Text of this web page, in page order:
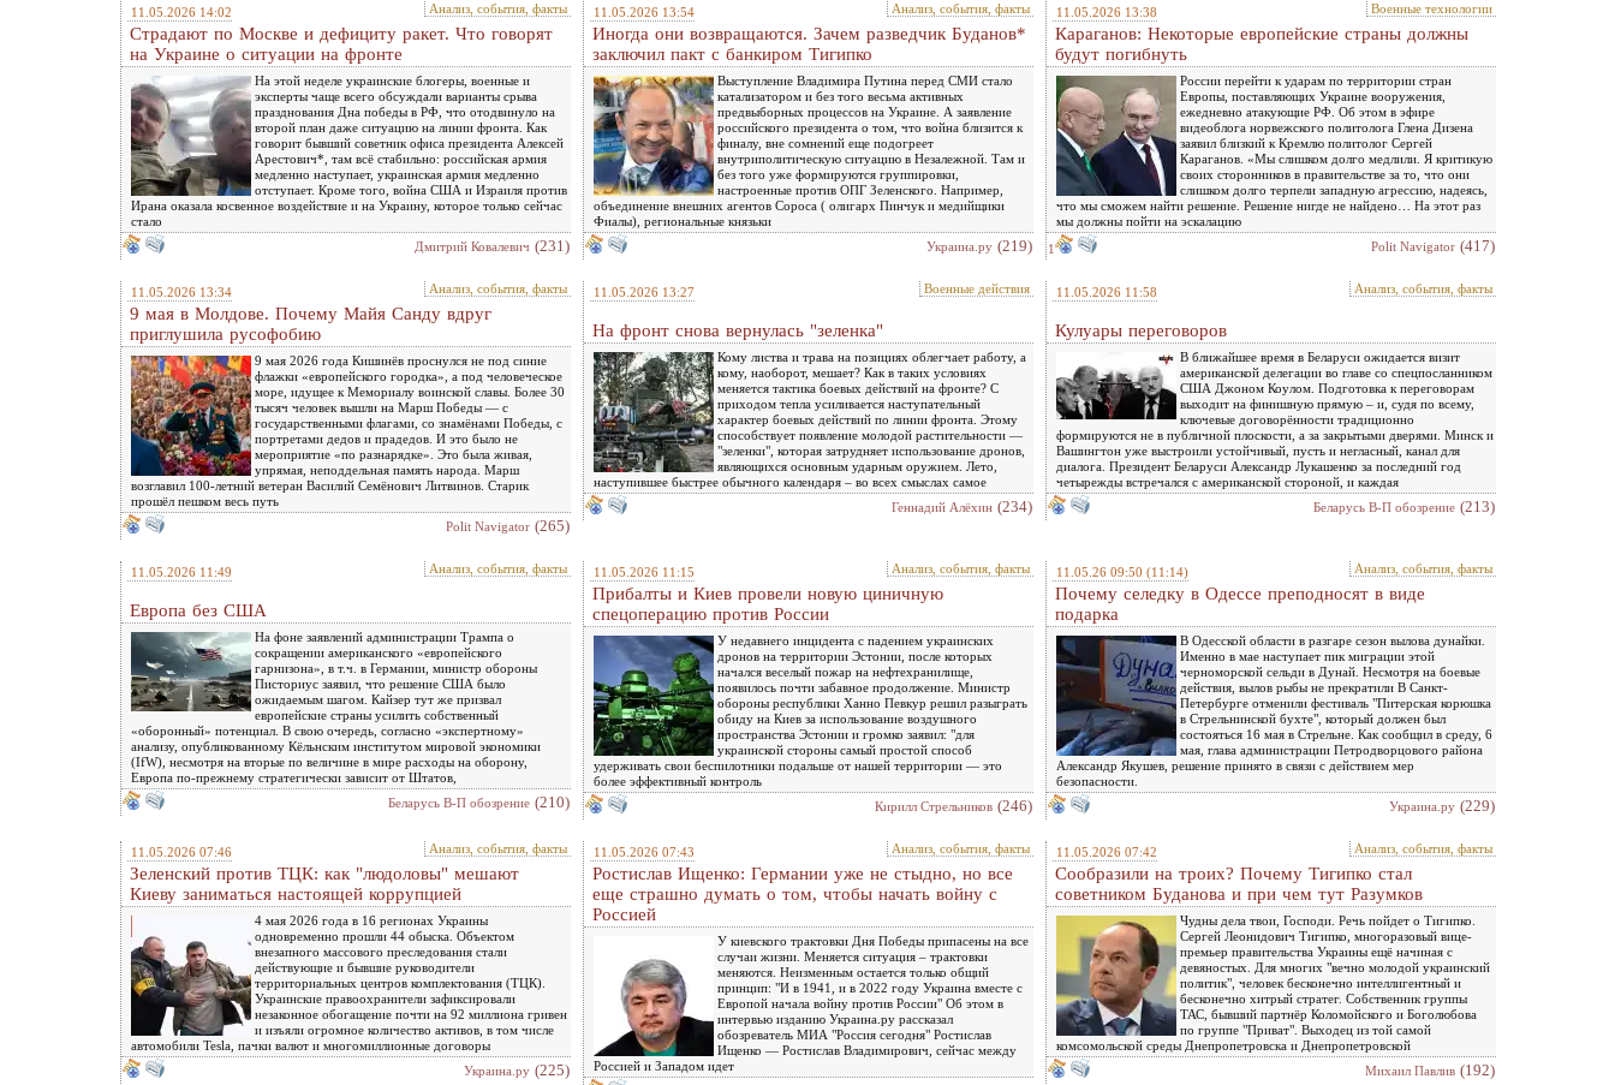
11.05.2026 14:02 Анализ, события, факты
Страдают по Москве и дефициту ракет. Что говорят
на Украине о ситуации на фронте
На этой неделе украинские блогеры, военные и
эксперты чаще всего обсуждали варианты срыва
празднования Дна победы в РФ, что отодвинуло на
второй план даже ситуацию на линии фронта. Как
говорит бывший советник офиса президента Алексей
Арестович*, там всё стабильно: российская армия
медленно наступает, украинская армия медленно
отступает. Кроме того, война США и Израиля против
Ирана оказала косвенное воздействие и на Украину, которое только сейчас
стало
Дмитрий Ковалевич (231)
11.05.2026 13:54 Анализ, события, факты
Иногда они возвращаются. Зачем разведчик Буданов*
заключил пакт с банкиром Тигипко
Выступление Владимира Путина перед СМИ стало
катализатором и без того весьма активных
предвыборных процессов на Украине. А заявление
российского президента о том, что война близится к
финалу, вне сомнений еще подогреет
внутриполитическую ситуацию в Незалежной. Там и
без того уже формируются группировки,
настроенные против ОПГ Зеленского. Например,
объединение внешних агентов Сороса ( олигарх Пинчук и медийщики
Фиалы), региональные князьки
Украина.ру (219)
11.05.2026 13:38 Военные технологии
Караганов: Некоторые европейские страны должны
будут погибнуть
России перейти к ударам по территории стран
Европы, поставляющих Украине вооружения,
ежедневно атакующие РФ. Об этом в эфире
видеоблога норвежского политолога Глена Дизена
заявил близкий к Кремлю политолог Сергей
Караганов. «Мы слишком долго медлили. Я критикую
своих сторонников в правительстве за то, что они
слишком долго терпели западную агрессию, надеясь,
что мы сможем найти решение. Решение нигде не найдено… На этот раз
мы должны пойти на эскалацию
1
Polit Navigator (417)
11.05.2026 13:34 Анализ, события, факты
9 мая в Молдове. Почему Майя Санду вдруг
приглушила русофобию
9 мая 2026 года Кишинёв проснулся не под синие
флажки «европейского городка», а под человеческое
море, идущее к Мемориалу воинской славы. Более 30
тысяч человек вышли на Марш Победы — с
государственными флагами, со знамёнами Победы, с
портретами дедов и прадедов. И это было не
мероприятие «по разнарядке». Это была живая,
упрямая, неподдельная память народа. Марш
возглавил 100-летний ветеран Василий Семёнович Литвинов. Старик
прошёл пешком весь путь
Polit Navigator (265)
11.05.2026 13:27 Военные действия
На фронт снова вернулась "зеленка"
Кому листва и трава на позициях облегчает работу, а
кому, наоборот, мешает? Как в таких условиях
меняется тактика боевых действий на фронте? С
приходом тепла усиливается наступательный
характер боевых действий по линии фронта. Этому
способствует появление молодой растительности —
"зеленки", которая затрудняет использование дронов,
являющихся основным ударным оружием. Лето,
наступившее быстрее обычного календаря – во всех смыслах самое
Геннадий Алёхин (234)
11.05.2026 11:58 Анализ, события, факты
Кулуары переговоров
В ближайшее время в Беларуси ожидается визит
американской делегации во главе со спецпосланником
США Джоном Коулом. Подготовка к переговорам
выходит на финишную прямую – и, судя по всему,
ключевые договорённости традиционно
формируются не в публичной плоскости, а за закрытыми дверями. Минск и
Вашингтон уже выстроили устойчивый, пусть и негласный, канал для
диалога. Президент Беларуси Александр Лукашенко за последний год
четырежды встречался с американской стороной, и каждая
Беларусь В-П обозрение (213)
11.05.2026 11:49 Анализ, события, факты
Европа без США
На фоне заявлений администрации Трампа о
сокращении американского «европейского
гарнизона», в т.ч. в Германии, министр обороны
Писториус заявил, что решение США было
ожидаемым шагом. Кайзер тут же призвал
европейские страны усилить собственный
«оборонный» потенциал. В свою очередь, согласно «экспертному»
анализу, опубликованному Кёльнским институтом мировой экономики
(IfW), несмотря на вторые по величине в мире расходы на оборону,
Европа по-прежнему стратегически зависит от Штатов,
Беларусь В-П обозрение (210)
11.05.2026 11:15 Анализ, события, факты
Прибалты и Киев провели новую циничную
спецоперацию против России
У недавнего инцидента с падением украинских
дронов на территории Эстонии, после которых
начался веселый пожар на нефтехранилище,
появилось почти забавное продолжение. Министр
обороны республики Ханно Певкур решил разыграть
обиду на Киев за использование воздушного
пространства Эстонии и громко заявил: "для
украинской стороны самый простой способ
удерживать свои беспилотники подальше от нашей территории — это
более эффективный контроль
Кирилл Стрельников (246)
11.05.26 09:50 (11:14) Анализ, события, факты
Почему селедку в Одессе преподносят в виде
подарка
В Одесской области в разгаре сезон вылова дунайки.
Именно в мае наступает пик миграции этой
черноморской сельди в Дунай. Несмотря на боевые
действия, вылов рыбы не прекратили В Санкт-
Петербурге отменили фестиваль "Питерская корюшка
в Стрельнинской бухте", который должен был
состояться 16 мая в Стрельне. Как сообщил в среду, 6
мая, глава администрации Петродворцового района
Александр Якушев, решение принято в связи с действием мер
безопасности.
Украина.ру (229)
11.05.2026 07:46 Анализ, события, факты
Зеленский против ТЦК: как "людоловы" мешают
Киеву заниматься настоящей коррупцией
4 мая 2026 года в 16 регионах Украины
одновременно прошли 44 обыска. Объектом
внезапного массового преследования стали
действующие и бывшие руководители
территориальных центров комплектования (ТЦК).
Украинские правоохранители зафиксировали
незаконное обогащение почти на 92 миллиона гривен
и изъяли огромное количество активов, в том числе
автомобили Tesla, пачки валют и многомиллионные договоры
Украина.ру (225)
11.05.2026 07:43 Анализ, события, факты
Ростислав Ищенко: Германии уже не стыдно, но все
еще страшно думать о том, чтобы начать войну с
Россией
У киевского трактовки Дня Победы припасены на все
случаи жизни. Меняется ситуация – трактовки
меняются. Неизменным остается только общий
принцип: "И в 1941, и в 2022 году Украина вместе с
Европой начала войну против России" Об этом в
интервью изданию Украина.ру рассказал
обозреватель МИА "Россия сегодня" Ростислав
Ищенко — Ростислав Владимирович, сейчас между
Россией и Западом идет
11.05.2026 07:42 Анализ, события, факты
Сообразили на троих? Почему Тигипко стал
советником Буданова и при чем тут Разумков
Чудны дела твои, Господи. Речь пойдет о Тигипко.
Сергей Леонидович Тигипко, многоразовый вице-
премьер правительства Украины ещё начиная с
девяностых. Для многих "вечно молодой украинский
политик", человек бесконечно интеллигентный и
бесконечно хитрый стратег. Собственник группы
ТАС, бывший партнёр Коломойского и Боголюбова
по группе "Приват". Выходец из той самой
комсомольской среды Днепропетровска и Днепропетровской
Михаил Павлив (192)